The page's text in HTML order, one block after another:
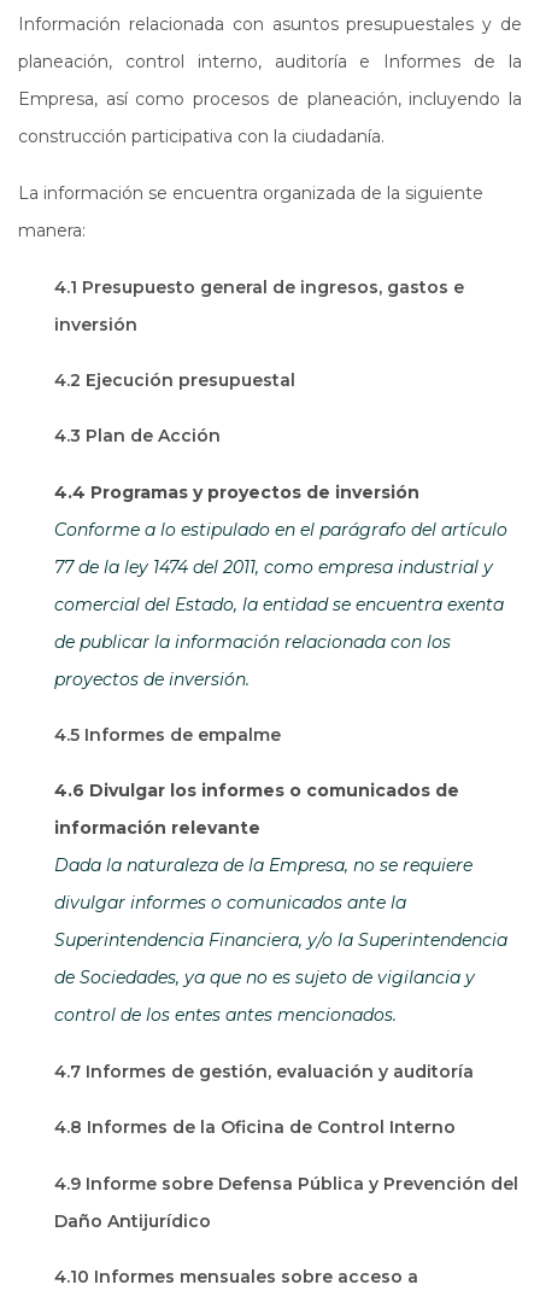
Información relacionada con asuntos presupuestales y de
planeación, control interno, auditoría e Informes de la
Empresa, así como procesos de planeación, incluyendo la
construcción participativa con la ciudadanía.
La información se encuentra organizada de la siguiente
manera:
4.1 Presupuesto general de ingresos, gastos e
inversión
4.2 Ejecución presupuestal
4.3 Plan de Acción
4.4 Programas y proyectos de inversión
Conforme a lo estipulado en el parágrafo del artículo
77 de la ley 1474 del 2011, como empresa industrial y
comercial del Estado, la entidad se encuentra exenta
de publicar la información relacionada con los
proyectos de inversión.
4.5 Informes de empalme
4.6 Divulgar los informes o comunicados de
información relevante
Dada la naturaleza de la Empresa, no se requiere
divulgar informes o comunicados ante la
Superintendencia Financiera, y/o la Superintendencia
de Sociedades, ya que no es sujeto de vigilancia y
control de los entes antes mencionados.
4.7 Informes de gestión, evaluación y auditoría
4.8 Informes de la Oficina de Control Interno
4.9 Informe sobre Defensa Pública y Prevención del
Daño Antijurídico
4.10 Informes mensuales sobre acceso a